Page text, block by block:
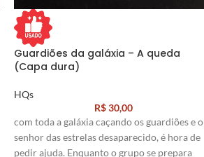
Guardiões da galáxia – A queda
(Capa dura)
HQs
R$30,00
com toda a galáxia caçando os guardiões e o
senhor das estrelas desaparecido, é hora de
pedir ajuda. Enquanto o grupo se prepara